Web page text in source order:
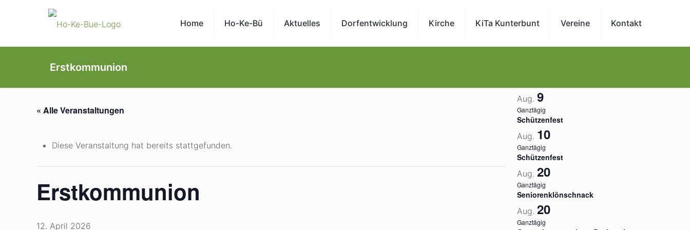
Home Ho-Ke-Bü Aktuelles Dorfentwicklung Kirche KiTa Kunterbunt Vereine Kontakt
Erstkommunion
« Alle Veranstaltungen
Diese Veranstaltung hat bereits stattgefunden.
Erstkommunion
12. April 2026
Aug. 9
Ganztägig
Schützenfest
Aug. 10
Ganztägig
Schützenfest
Aug. 20
Ganztägig
Seniorenklönschnack
Aug. 20
Ganztägig